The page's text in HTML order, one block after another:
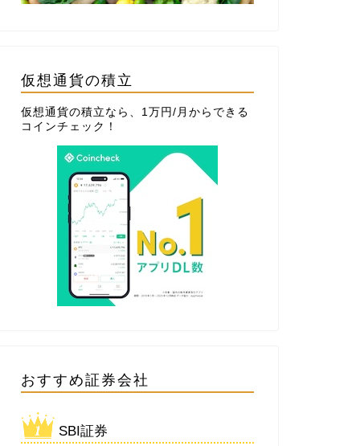
仮想通貨の積立
仮想通貨の積立なら、1万円/月からできる
コインチェック ！
おすすめ証券会社
SBI証券